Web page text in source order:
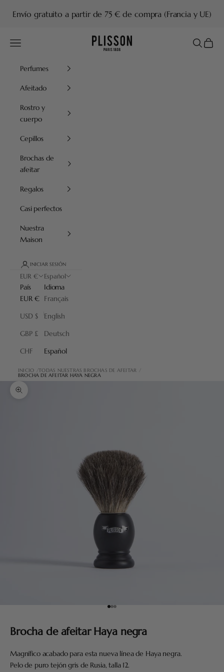
Envío gratuito a partir de 75 € de compra (Francia y UE)
Plisson 1808
Menú Buscar
Cesta
Perfumes
Afeitado
Rostro y
cuerpo
Cepillos
Brochas de
afeitar
Regalos
Casi perfectos
Nuestra
Maison
INICIAR SESIÓN
EUR €
País
EUR €
USD $
GBP £
CHF
Español
Idioma
Français
English
Deutsch
Español
INICIO TODAS NUESTRAS BROCHAS DE AFEITAR
BROCHA DE AFEITAR HAYA NEGRA
Zoom
Ir al artículo 1
Ir al artículo 2
Ir al artículo 3
Brocha de afeitar Haya negra
Magnífico acabado para esta nueva línea de Haya negra.
Pelo de puro tejón gris de Rusia, talla 12.